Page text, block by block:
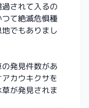
されて入るの
て絶滅危惧種
でもありまし
発見件数があ
カウキクサを
が発見されま